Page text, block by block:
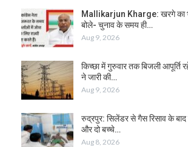
Mallikarjun Kharge: खरगे का
बोले- चुनाव के समय ही…
Aug 9, 2026
किच्छा में गुरुवार तक बिजली आपूर्ति
ने जारी की…
Aug 9, 2026
रुद्रपुर: सिलेंडर से गैस रिसाव के बाद
और दो बच्चे…
Aug 8, 2026